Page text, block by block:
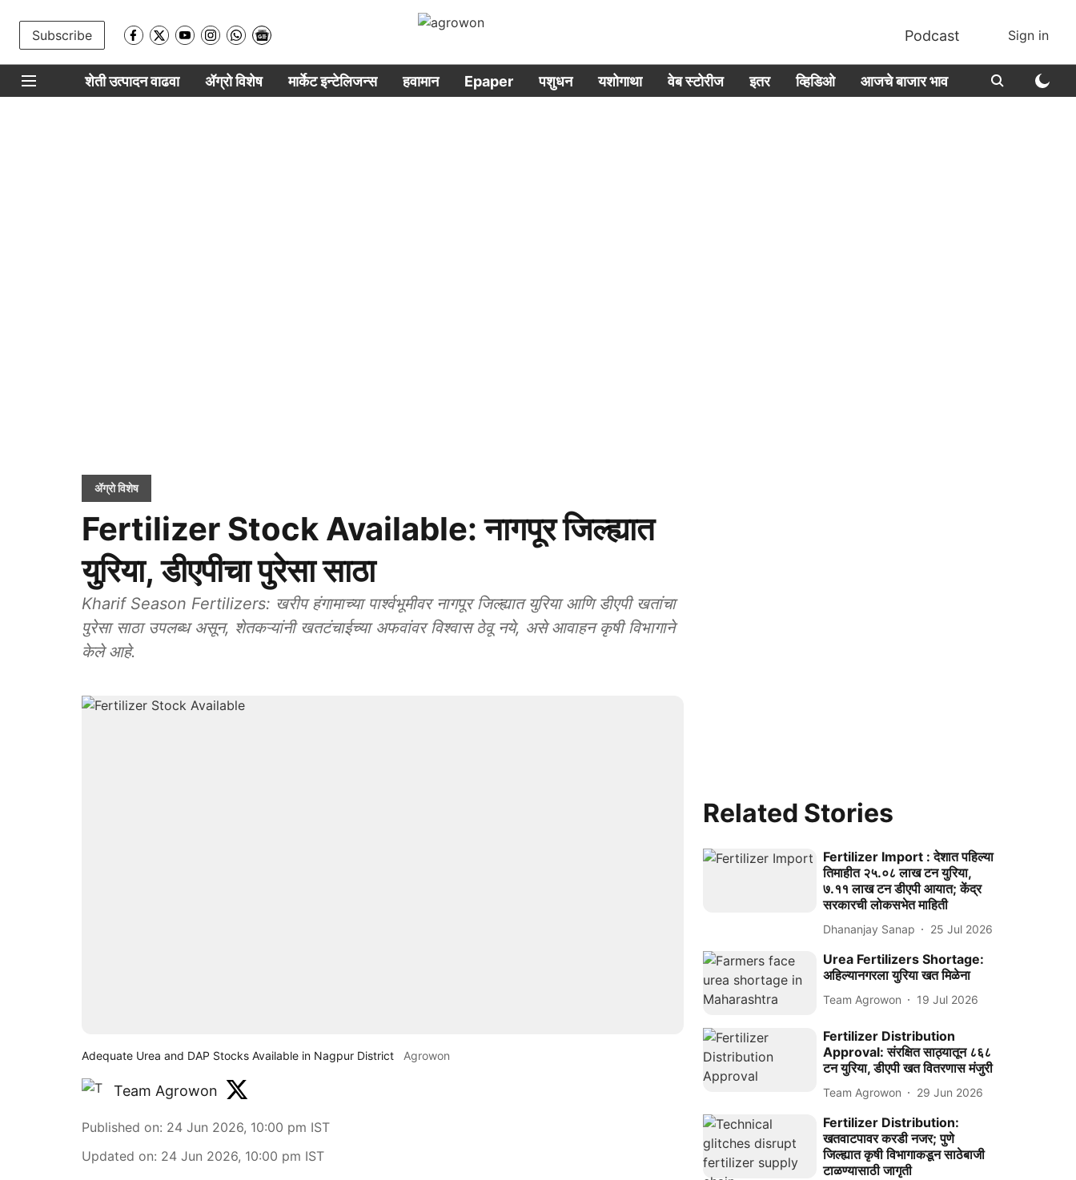
Subscribe Podcast Sign in
शेती उत्पादन वाढवा ॲग्रो विशेष मार्केट इन्टेलिजन्स हवामान Epaper पशुधन यशोगाथा वेब स्टोरीज इतर व्हिडिओ आजचे बाजार भाव
ॲग्रो विशेष
Fertilizer Stock Available: नागपूर जिल्ह्यात
युरिया, डीएपीचा पुरेसा साठा
Kharif Season Fertilizers: खरीप हंगामाच्या पार्श्वभूमीवर नागपूर जिल्ह्यात युरिया आणि डीएपी खतांचा
पुरेसा साठा उपलब्ध असून, शेतकऱ्यांनी खतटंचाईच्या अफवांवर विश्वास ठेवू नये, असे आवाहन कृषी विभागाने
केले आहे.
Adequate Urea and DAP Stocks Available in Nagpur District Agrowon
Team Agrowon
Published on: 24 Jun 2026, 10:00 pm IST
Updated on: 24 Jun 2026, 10:00 pm IST
Related Stories
Fertilizer Import : देशात पहिल्या
तिमाहीत २५.०८ लाख टन युरिया,
७.११ लाख टन डीएपी आयात; केंद्र
सरकारची लोकसभेत माहिती
Dhananjay Sanap 25 Jul 2026
Urea Fertilizers Shortage:
अहिल्यानगरला युरिया खत मिळेना
Team Agrowon 19 Jul 2026
Fertilizer Distribution
Approval: संरक्षित साठ्यातून ८६८
टन युरिया, डीएपी खत वितरणास मंजुरी
Team Agrowon 29 Jun 2026
Fertilizer Distribution:
खतवाटपावर करडी नजर; पुणे
जिल्ह्यात कृषी विभागाकडून साठेबाजी
टाळण्यासाठी जागृती